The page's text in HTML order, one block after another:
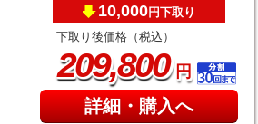
10,000円下取り
下取り後価格（税込）
209,800円
詳細・購入へ